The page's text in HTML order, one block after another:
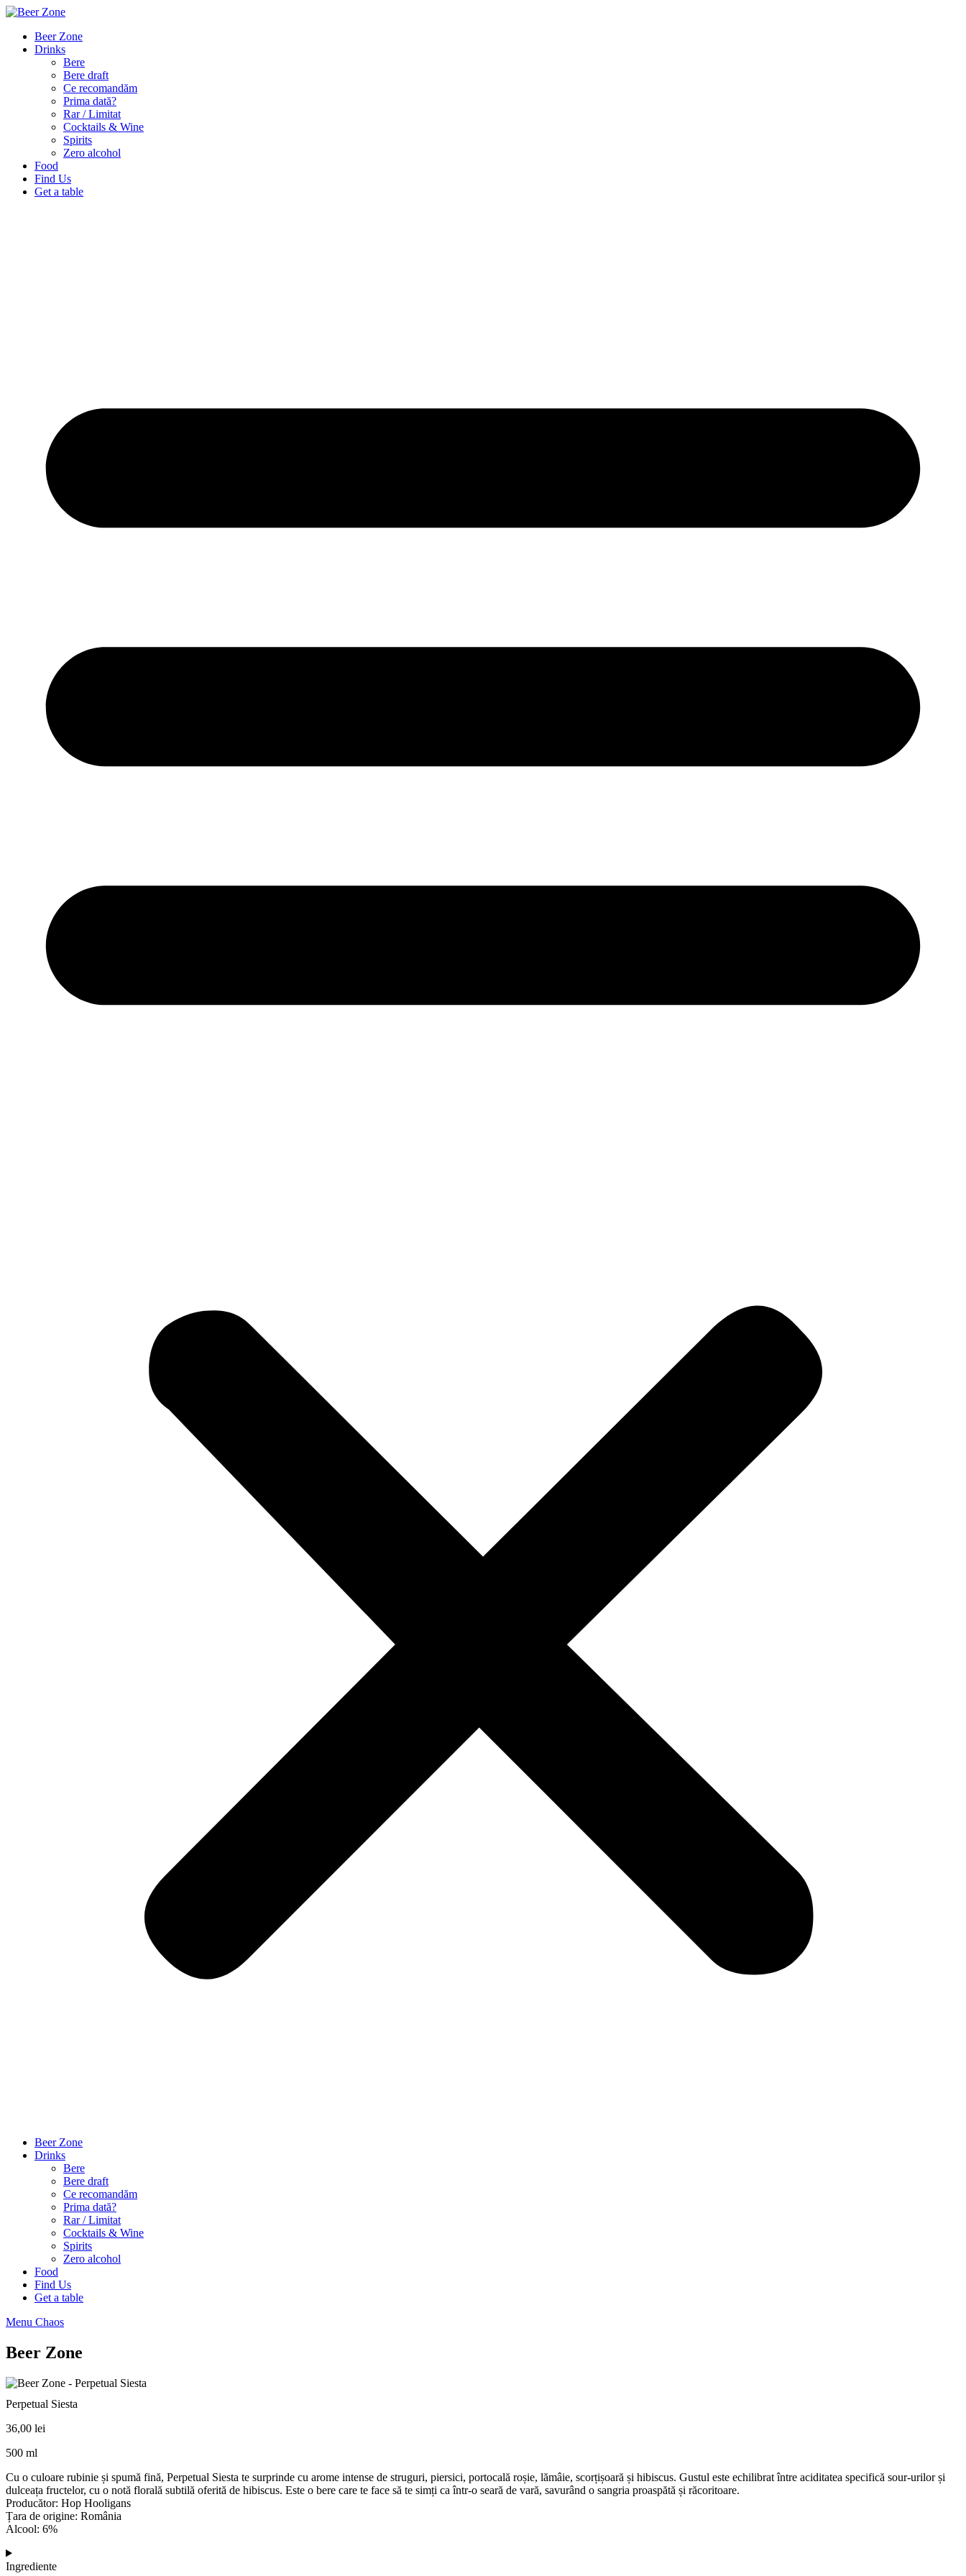
Beer Zone
Drinks
Bere
Bere draft
Ce recomandăm
Prima dată?
Rar / Limitat
Cocktails & Wine
Spirits
Zero alcohol
Food
Find Us
Get a table
Beer Zone
Drinks
Bere
Bere draft
Ce recomandăm
Prima dată?
Rar / Limitat
Cocktails & Wine
Spirits
Zero alcohol
Food
Find Us
Get a table
Menu Chaos
Beer Zone
Perpetual Siesta
36,00 lei
500 ml
Cu o culoare rubinie și spumă fină, Perpetual Siesta te surprinde cu arome intense de struguri, piersici, portocală roșie, lămâie, scorțișoară și hibiscus. Gustul este echilibrat între aciditatea specifică sour-urilor și
dulceața fructelor, cu o notă florală subtilă oferită de hibiscus. Este o bere care te face să te simți ca într-o seară de vară, savurând o sangria proaspătă și răcoritoare.
Producător: Hop Hooligans
Țara de origine: România
Alcool: 6%
Ingrediente